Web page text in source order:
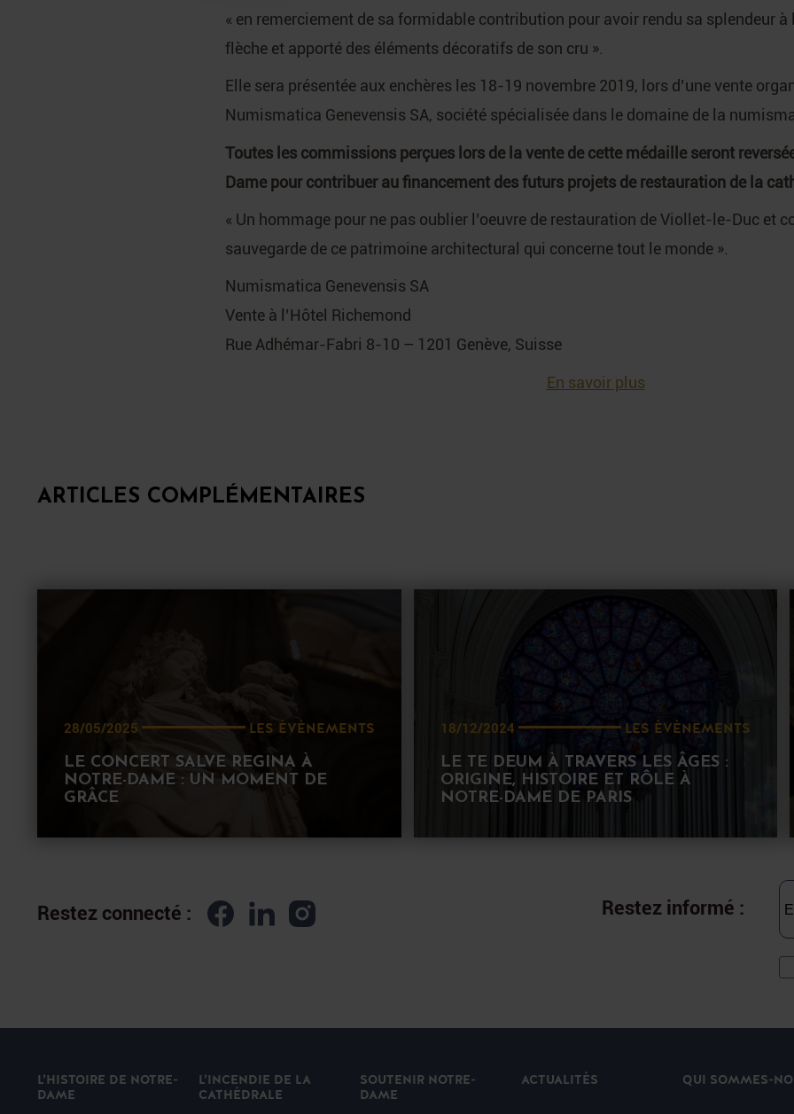
« en remerciement de sa formidable contribution pour avoir rendu sa splendeur à
flèche et apporté des éléments décoratifs de son cru ».
Elle sera présentée aux enchères les 18-19 novembre 2019, lors d’une vente
Numismatica Genevensis SA, société spécialisée dans le domaine de la
Toutes les commissions perçues lors de la vente de cette médaille seront
Dame pour contribuer au financement des futurs projets de restauration de la
« Un hommage pour ne pas oublier l’oeuvre de restauration de Viollet-le-Duc et
sauvegarde de ce patrimoine architectural qui concerne tout le monde ».
Numismatica Genevensis SA
Vente à l’Hôtel Richemond
Rue Adhémar-Fabri 8-10 – 1201 Genève, Suisse
En savoir plus
ARTICLES COMPLÉMENTAIRES
28/05/2025 LES ÉVÈNEMENTS
LE CONCERT SALVE REGINA À
NOTRE-DAME : UN MOMENT DE
GRÂCE
18/12/2024 LES ÉVÈNEMENTS
LE TE DEUM À TRAVERS LES ÂGES :
ORIGINE, HISTOIRE ET RÔLE À
NOTRE-DAME DE PARIS
Restez connecté : Restez informé :
L’HISTOIRE DE NOTRE-
DAME
L’INCENDIE DE LA
CATHÉDRALE
SOUTENIR NOTRE-
DAME
ACTUALITÉS QUI SOMMES-